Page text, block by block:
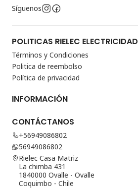
Síguenos
POLITICAS RIELEC ELECTRICIDAD
Términos y Condiciones
Politica de reembolso
Política de privacidad
INFORMACIÓN
CONTÁCTANOS
+56949086802
56949086802
Rielec Casa Matriz
La chimba 431
1840000 Ovalle - Ovalle
Coquimbo - Chile